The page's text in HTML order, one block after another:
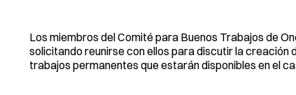
Los miembros del Comité para Buenos Trabajos de
solicitando reunirse con ellos para discutir la
trabajos permanentes que estarán disponibles en el